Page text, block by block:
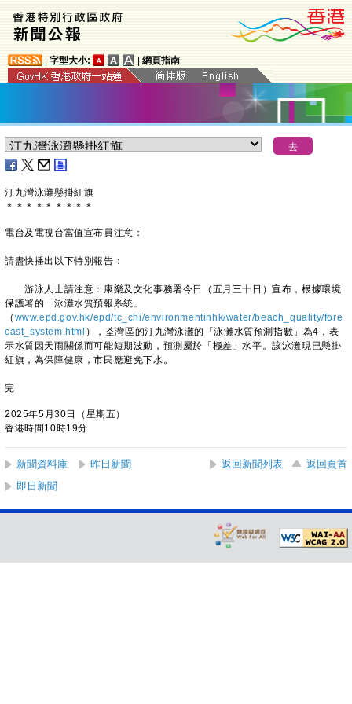
字型大小: 網頁指南
汀九灣泳灘懸掛紅旗
＊ ＊ ＊ ＊ ＊ ＊ ＊ ＊ ＊
電台及電視台當值宣布員注意：
請盡快播出以下特別報告：
游泳人士請注意：康樂及文化事務署今日（五月三十日）宣布，根據環境
保護署的「泳灘水質預報系統」
（ www.epd.gov.hk/epd/tc_chi/environmentinhk/water/beach_quality/fore
cast_system.html ），荃灣區的汀九灣泳灘的「泳灘水質預測指數」為4，表
示水質因天雨關係而可能短期波動，預測屬於「極差」水平。該泳灘現已懸掛
紅旗，為保障健康，市民應避免下水。
完
2025年5月30日（星期五）
香港時間10時19分
新聞資料庫 昨日新聞 返回新聞列表
返回頁首
即日新聞